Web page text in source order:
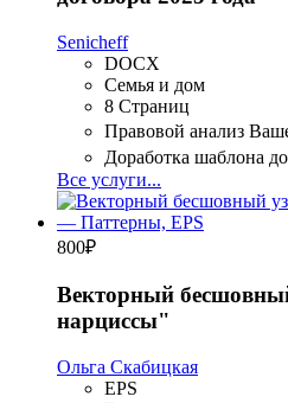
Senicheff
DOCX
Семья и дом
8 Страниц
Правовой анализ
Доработка шаблона
Все услуги...
800₽
Векторный
нарциссы"
Ольга Скабицкая
EPS